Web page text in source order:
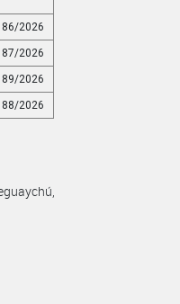
86/2026
87/2026
89/2026
88/2026